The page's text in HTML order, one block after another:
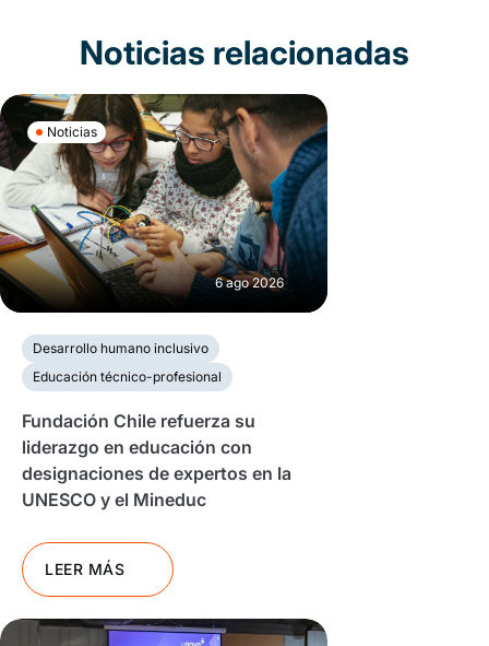
Noticias relacionadas
Noticias
6 ago 2026
Desarrollo humano inclusivo
Educación técnico-profesional
Fundación Chile refuerza su
liderazgo en educación con
designaciones de expertos en la
UNESCO y el Mineduc
LEER MÁS